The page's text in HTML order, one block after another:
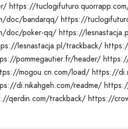
https://
doc/bandarqq/ https://
doc/poker-qq/ https://
lesnastacja.pl/trackback/
pommegautier.fr/header/
mogou.cn.com/load/ https://
di.nikahgeh.com/readme/
qerdin.com/trackback/ https://